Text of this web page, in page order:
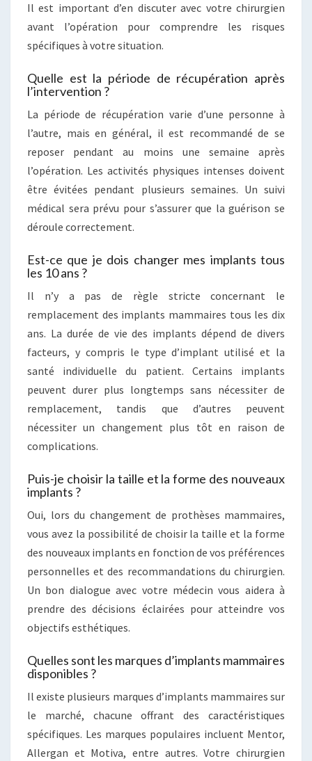
Il est important d’en discuter avec votre chirurgien
avant l’opération pour comprendre les risques
spécifiques à votre situation.
Quelle est la période de récupération après
l’intervention ?
La période de récupération varie d’une personne à
l’autre, mais en général, il est recommandé de se
reposer pendant au moins une semaine après
l’opération. Les activités physiques intenses doivent
être évitées pendant plusieurs semaines. Un suivi
médical sera prévu pour s’assurer que la guérison se
déroule correctement.
Est-ce que je dois changer mes implants tous
les 10 ans ?
Il n’y a pas de règle stricte concernant le
remplacement des implants mammaires tous les dix
ans. La durée de vie des implants dépend de divers
facteurs, y compris le type d’implant utilisé et la
santé individuelle du patient. Certains implants
peuvent durer plus longtemps sans nécessiter de
remplacement, tandis que d’autres peuvent
nécessiter un changement plus tôt en raison de
complications.
Puis-je choisir la taille et la forme des nouveaux
implants ?
Oui, lors du changement de prothèses mammaires,
vous avez la possibilité de choisir la taille et la forme
des nouveaux implants en fonction de vos préférences
personnelles et des recommandations du chirurgien.
Un bon dialogue avec votre médecin vous aidera à
prendre des décisions éclairées pour atteindre vos
objectifs esthétiques.
Quelles sont les marques d’implants mammaires
disponibles ?
Il existe plusieurs marques d’implants mammaires sur
le marché, chacune offrant des caractéristiques
spécifiques. Les marques populaires incluent Mentor,
Allergan et Motiva, entre autres. Votre chirurgien